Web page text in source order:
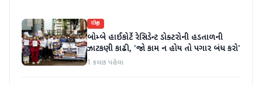
રાષ્ટ્રીય
બોમ્બે હાઈકોર્ટે રેસિડેન્ટ ડોક્ટરોની હડતાળની
ઝાટકણી કાઢી, 'જો કામ ન હોય તો પગાર બંધ કરો'
1 કલાક પહેલા